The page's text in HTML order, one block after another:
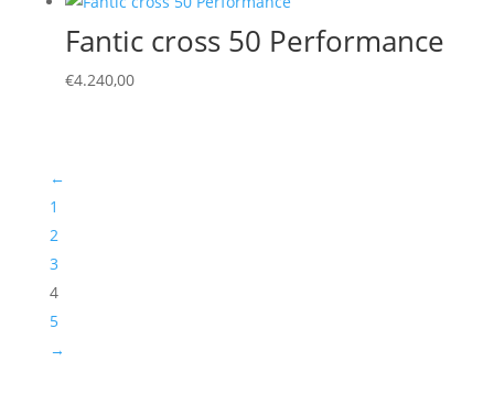
Fantic cross 50 Performance
€4.240,00
←
1
2
3
4
5
→